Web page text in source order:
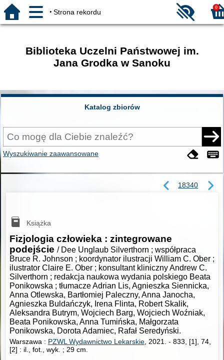
Strona rekordu
0
Biblioteka Uczelni Państwowej im.
Jana Grodka w Sanoku
Katalog zbiorów
Wyszukiwanie zaawansowane
18340
Książka
Fizjologia człowieka : zintegrowane
podejście / Dee Unglaub Silverthorn ; współpraca
Bruce R. Johnson ; koordynator ilustracji William C. Ober ;
ilustrator Claire E. Ober ; konsultant kliniczny Andrew C.
Silverthorn ; redakcja naukowa wydania polskiego Beata
Ponikowska ; tłumacze Adrian Lis, Agnieszka Siennicka,
Anna Otlewska, Bartłomiej Paleczny, Anna Janocha,
Agnieszka Buldańczyk, Irena Flinta, Robert Skalik,
Aleksandra Butrym, Wojciech Barg, Wojciech Woźniak,
Beata Ponikowska, Anna Tumińska, Małgorzata
Ponikowska, Dorota Adamiec, Rafał Seredyński.
Warszawa : PZWL Wydawnictwo Lekarskie, 2021. - 833, [1], 74,
[2] : il., fot., wyk. ; 29 cm.